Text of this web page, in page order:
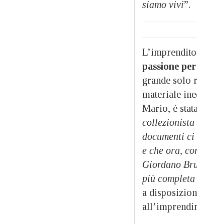
siamo vivi”.
passione
grande solo
materiale
Mario, è
collezionista
documenti ci
e che ora,
Giordano
più
a